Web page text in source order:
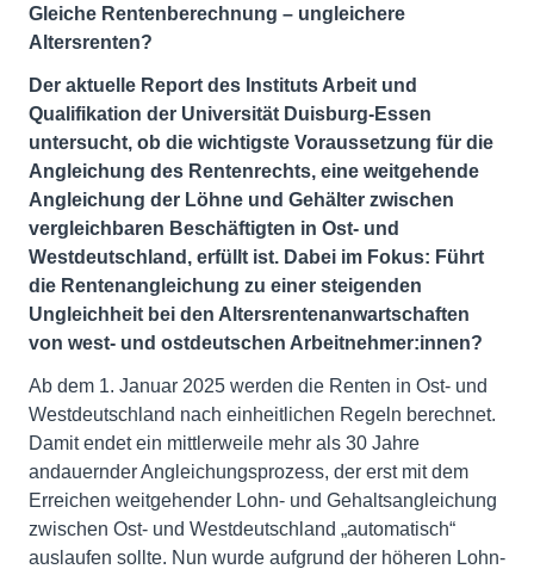
Gleiche Rentenberechnung – ungleichere
Altersrenten?
Der aktuelle Report des Instituts Arbeit und
Qualifikation der Universität Duisburg-Essen
untersucht, ob die wichtigste Voraussetzung für die
Angleichung des Rentenrechts, eine weitgehende
Angleichung der Löhne und Gehälter zwischen
vergleichbaren Beschäftigten in Ost- und
Westdeutschland, erfüllt ist. Dabei im Fokus: Führt
die Rentenangleichung zu einer steigenden
Ungleichheit bei den Altersrentenanwartschaften
von west- und ostdeutschen Arbeitnehmer:innen?
Ab dem 1. Januar 2025 werden die Renten in Ost- und
Westdeutschland nach einheitlichen Regeln berechnet.
Damit endet ein mittlerweile mehr als 30 Jahre
andauernder Angleichungsprozess, der erst mit dem
Erreichen weitgehender Lohn- und Gehaltsangleichung
zwischen Ost- und Westdeutschland „automatisch“
auslaufen sollte. Nun wurde aufgrund der höheren Lohn-